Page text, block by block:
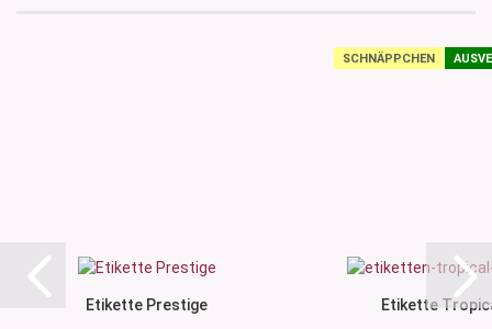
Etikette Prestige
SCHNÄPPCHEN
Etikette